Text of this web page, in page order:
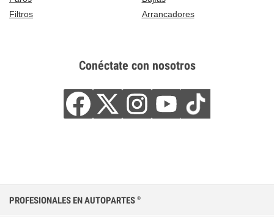
Filtros
Arrancadores
Conéctate con nosotros
PROFESIONALES EN AUTOPARTES ®